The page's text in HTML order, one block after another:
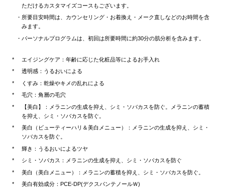
ただけるカスタマイズコースもございます。
所要目安時間は、カウンセリング・お着換え・メーク直しなどのお時間を含
みます。
パーソナルプログラムは、初回は所要時間に約30分の肌分析を含みます。
エイジングケア：年齢に応じた化粧品等によるお手入れ
透明感：うるおいによる
くすみ：乾燥やキメの乱れによる
毛穴：角層の毛穴
【美白】：メラニンの生成を抑え、シミ・ソバカスを防ぐ。メラニンの蓄積
を抑え、シミ・ソバカスを防ぐ。
美白（ビューティーハリ＆美白メニュー）：メラニンの生成を抑え、シミ・
ソバカスを防ぐ。
輝き：うるおいによるツヤ
シミ・ソバカス：メラニンの生成を抑え、シミ・ソバカスを防ぐ
美白（美白メニュー）：メラニンの蓄積を抑え、シミ・ソバカスを防ぐ。
美白有効成分：PCE-DP(デクスパンテノールＷ)